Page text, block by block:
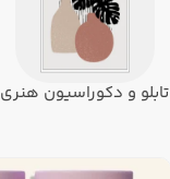
تابلو و دکوراسیون هنری